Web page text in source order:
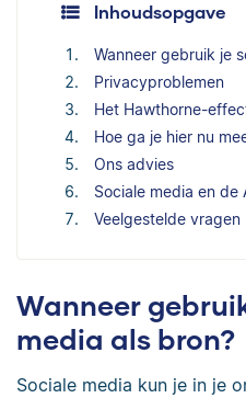
Inhoudsopgave
Wanneer gebruik je
Privacyproblemen
Het Hawthorne-
Hoe ga je hier nu
Ons advies
Sociale media en de
Veelgestelde vragen
Wanneer
media als bron?
Sociale media kun je in je